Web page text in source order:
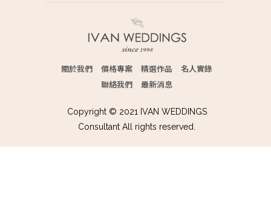
關於我們 價格專案 精選作品
名人實錄
聯絡我們
最新消息
Copyright © 2021 IVAN WEDDINGS
Consultant All rights reserved.